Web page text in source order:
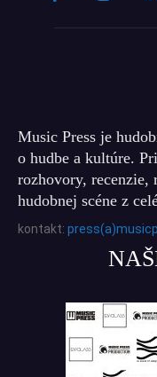
Music Press je
o hudbe a kultúre.
rozhovory, recenzie,
hudobnej scéne z
kontakt: